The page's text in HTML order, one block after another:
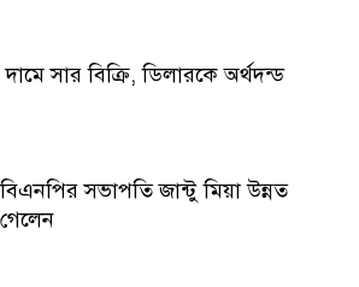
সার বিক্রি, ডিলারকে অর্থদন্ড
সভাপতি জান্টু মিয়া উন্নত